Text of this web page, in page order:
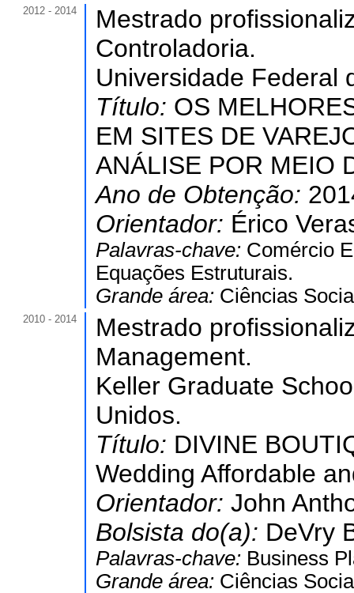
2012 - 2014
Mestrado
Controladoria.
Universidade Federal
Título: OS
EM SITES DE
ANÁLISE POR MEIO
Ano de Obtenção:
Orientador: Érico
Palavras-chave: Comércio
Equações Estruturais.
Grande área: Ciências
2010 - 2014
Mestrado
Management.
Keller Graduate
Unidos.
Título: DIVINE
Wedding Affordable
Orientador: John
Bolsista do(a): DeVry
Palavras-chave: Business
Grande área: Ciências